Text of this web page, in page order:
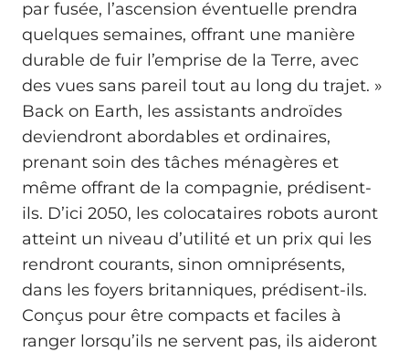
par fusée, l’ascension éventuelle prendra
quelques semaines, offrant une manière
durable de fuir l’emprise de la Terre, avec
des vues sans pareil tout au long du trajet. »
Back on Earth, les assistants androïdes
deviendront abordables et ordinaires,
prenant soin des tâches ménagères et
même offrant de la compagnie, prédisent-
ils. D’ici 2050, les colocataires robots auront
atteint un niveau d’utilité et un prix qui les
rendront courants, sinon omniprésents,
dans les foyers britanniques, prédisent-ils.
Conçus pour être compacts et faciles à
ranger lorsqu’ils ne servent pas, ils aideront